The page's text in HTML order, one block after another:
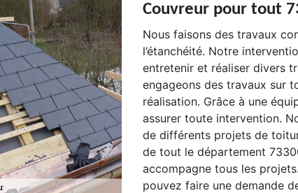
Couvreur pour tout
Nous faisons des travaux
l’étanchéité. Notre
entretenir et réaliser divers
engageons des travaux sur
réalisation. Grâce à une
assurer toute intervention.
de différents projets de
de tout le département
accompagne tous les
pouvez faire une demande